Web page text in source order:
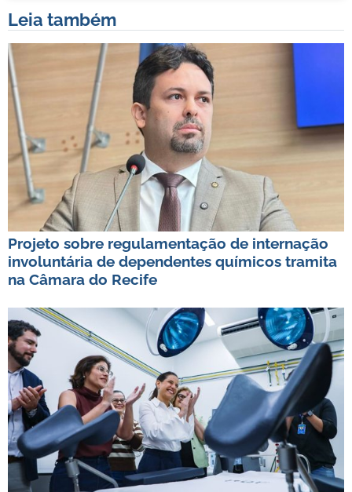
Leia também
Projeto sobre regulamentação de internação
involuntária de dependentes químicos tramita
na Câmara do Recife